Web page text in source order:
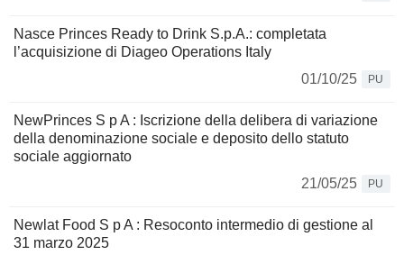
Nasce Princes Ready to Drink S.p.A.: completata
l’acquisizione di Diageo Operations Italy
01/10/25
PU
NewPrinces S p A : Iscrizione della delibera di variazione
della denominazione sociale e deposito dello statuto
sociale aggiornato
21/05/25
PU
Newlat Food S p A : Resoconto intermedio di gestione al
31 marzo 2025